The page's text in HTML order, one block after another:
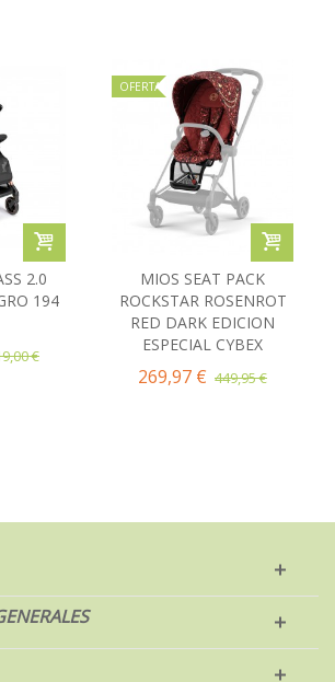
2.0
194
€
OFERTA
MIOS SEAT PACK
ROCKSTAR ROSENROT
RED DARK EDICION
ESPECIAL CYBEX
269,97 € 449,95 €